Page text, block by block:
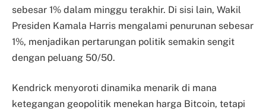
sebesar 1% dalam minggu terakhir. Di sisi lain, Wakil
Presiden Kamala Harris mengalami penurunan sebesar
1%, menjadikan pertarungan politik semakin sengit
dengan peluang 50/50.
Kendrick menyoroti dinamika menarik di mana
ketegangan geopolitik menekan harga Bitcoin, tetapi